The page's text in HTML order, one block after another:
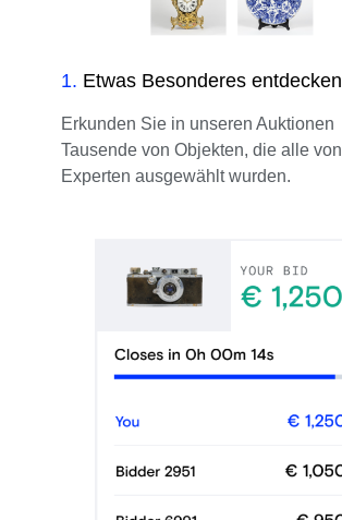
1. Etwas Besonderes entdecken
Erkunden Sie in unseren Auktionen
Tausende von Objekten, die alle von
Experten ausgewählt wurden.